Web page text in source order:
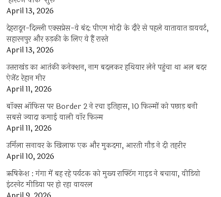
April 13, 2026
देहरादून-दिल्ली एक्सप्रेस-वे बंद: पीएम मोदी के दौरे से पहले यातायात डायवर्ट,
सहारनपुर और रुड़की के लिए ये हैं रास्ते
April 13, 2026
उत्तराखंड का आतंकी कनेक्शन, नाम बदलकर हथियार लेने पहुंचा था अल बदर
ऐजेंट रेहान मीर
April 11, 2026
बॉक्स ऑफिस पर Border 2 ने रचा इतिहास, 10 फिल्मों को पछाड़ बनी
सबसे ज्यादा कमाई वाली वॉर फिल्म
April 11, 2026
उर्मिला सनावर के खिलाफ एक और मुकदमा, आरती गौड़ ने दी तहरीर
April 10, 2026
ऋषिकेश : गंगा में बह रहे पर्यटक को मुख्य राफ्टिंग गाइड ने बचाया, वीडियो
इंटरनेट मीडिया पर हो रहा वायरल